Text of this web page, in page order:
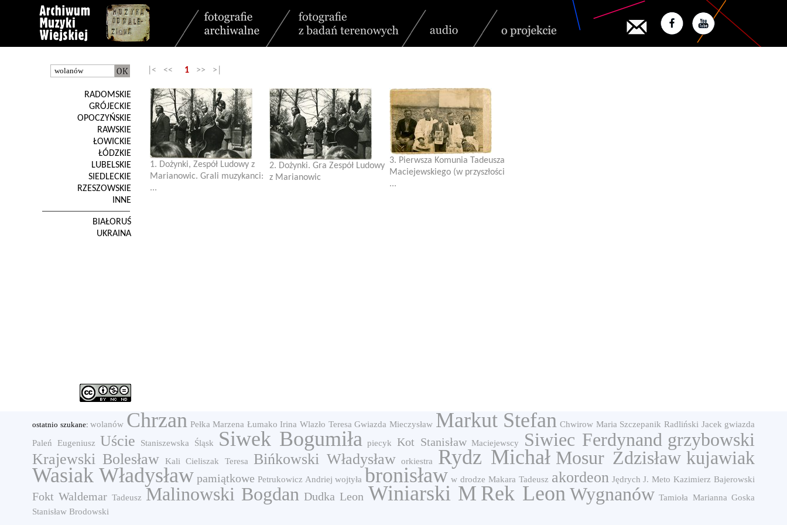
RADOMSKIE
GRÓJECKIE
OPOCZYŃSKIE
RAWSKIE
ŁOWICKIE
ŁÓDZKIE
LUBELSKIE
SIEDLECKIE
RZESZOWSKIE
INNE
BIAŁORUŚ
UKRAINA
|< << 1 >> >|
1. Dożynki, Zespół Ludowy z
Marianowic. Grali muzykanci:
...
2. Dożynki. Gra Zespół Ludowy
z Marianowic
3. Pierwsza Komunia Tadeusza
Maciejewskiego (w przyszłości
...
ostatnio szukane:wolanów Chrzan Pełka Marzena Łumako Irina Wlazło Teresa Gwiazda Mieczysław Markut Stefan Chwirow Maria Szczepanik Radliński Jacek gwiazda
Paleń Eugeniusz Uście Staniszewska Śląsk Siwek Bogumiła piecyk Kot Stanisław Maciejewscy Siwiec Ferdynand grzybowski
Krajewski Bolesław Kali Cieliszak Teresa Bińkowski Władysław orkiestra Rydz Michał Mosur Zdzisław kujawiak
Wasiak Władysław pamiątkowe Petrukowicz Andriej wojtyła bronisław w drodze Makara Tadeusz akordeon Jędrych J. Meto Kazimierz Bajerowski
Fokt Waldemar Tadeusz Malinowski Bogdan Dudka Leon Winiarski M Rek Leon Wygnanów Tamioła Marianna Goska
Stanisław Brodowski